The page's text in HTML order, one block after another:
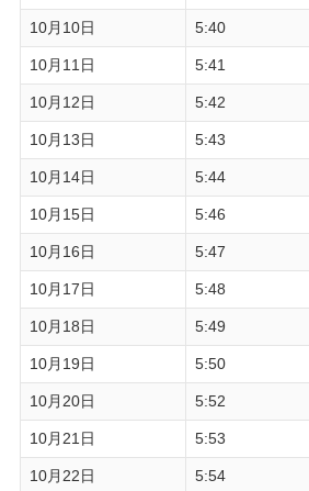
10月10日 5:40
10月11日 5:41
10月12日 5:42
10月13日 5:43
10月14日 5:44
10月15日 5:46
10月16日 5:47
10月17日 5:48
10月18日 5:49
10月19日 5:50
10月20日 5:52
10月21日 5:53
10月22日 5:54